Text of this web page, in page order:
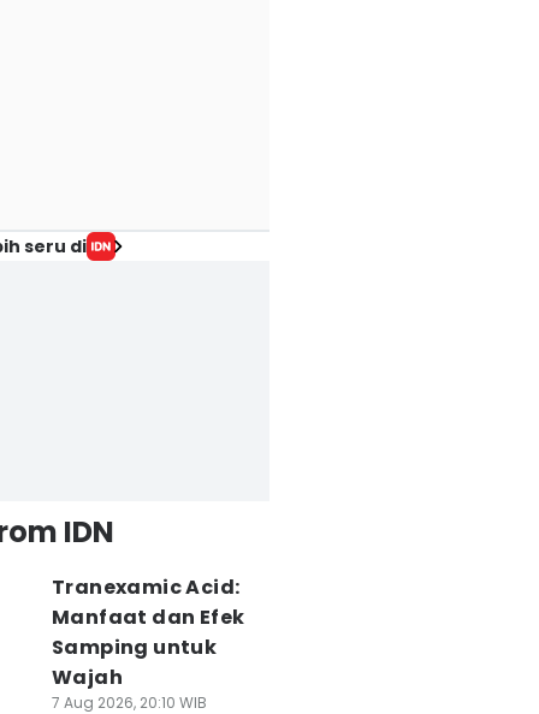
seru di
IDN
Tranexamic Acid:
Manfaat dan Efek
Samping untuk
Wajah
7 Aug 2026, 20:10 WIB